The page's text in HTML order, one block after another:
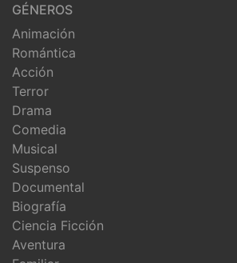
GÉNEROS
Animación
Romántica
Acción
Terror
Drama
Comedia
Musical
Suspenso
Documental
Biografía
Ciencia Ficción
Aventura